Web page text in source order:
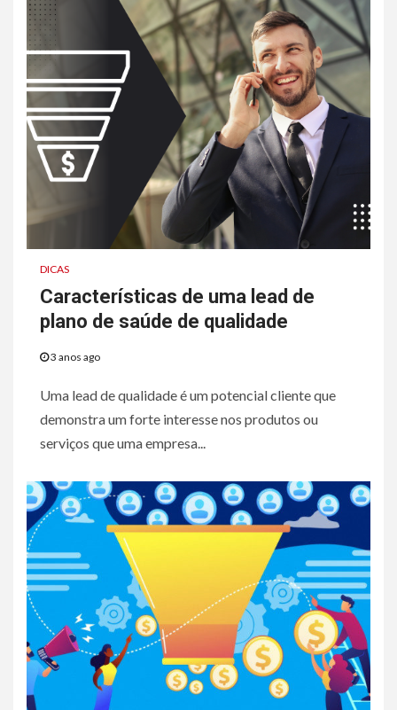
DICAS
Características de uma lead de
plano de saúde de qualidade
3 anos ago
Uma lead de qualidade é um potencial cliente que
demonstra um forte interesse nos produtos ou
serviços que uma empresa...